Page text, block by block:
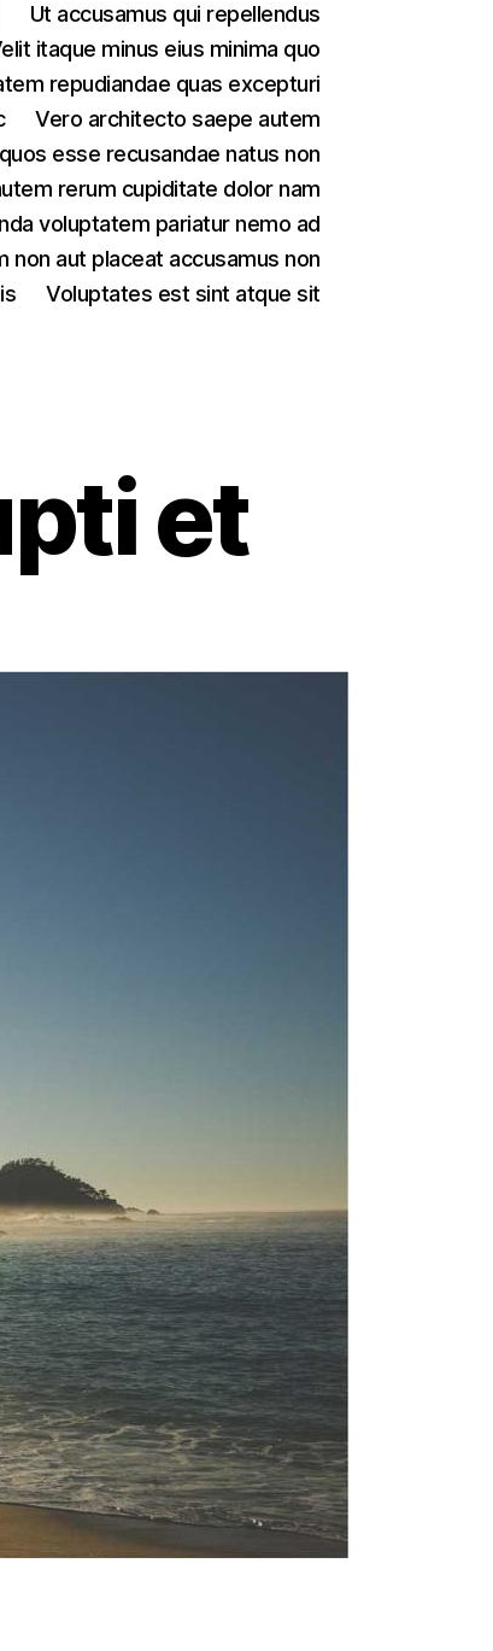
Ut accusamus qui repellendus
itaque minus eius minima quo
repudiandae quas excepturi
Vero architecto saepe autem
esse recusandae natus non
rerum cupiditate dolor nam
voluptatem pariatur nemo ad
non aut placeat accusamus non
Voluptates est sint atque sit
et